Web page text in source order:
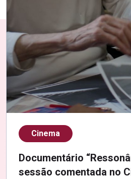
Cinema
Documentário
sessão comentada no